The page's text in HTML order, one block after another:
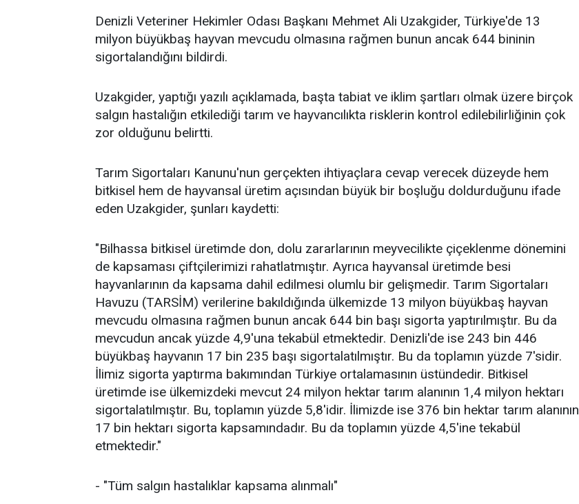
Denizli Veteriner Hekimler Odası Başkanı Mehmet Ali Uzakgider, Türkiye'de 13
milyon büyükbaş hayvan mevcudu olmasına rağmen bunun ancak 644 bininin
sigortalandığını bildirdi.
Uzakgider, yaptığı yazılı açıklamada, başta tabiat ve iklim şartları olmak üzere birçok
salgın hastalığın etkilediği tarım ve hayvancılıkta risklerin kontrol edilebilirliğinin çok
zor olduğunu belirtti.
Tarım Sigortaları Kanunu'nun gerçekten ihtiyaçlara cevap verecek düzeyde hem
bitkisel hem de hayvansal üretim açısından büyük bir boşluğu doldurduğunu ifade
eden Uzakgider, şunları kaydetti:
"Bilhassa bitkisel üretimde don, dolu zararlarının meyvecilikte çiçeklenme dönemini
de kapsaması çiftçilerimizi rahatlatmıştır. Ayrıca hayvansal üretimde besi
hayvanlarının da kapsama dahil edilmesi olumlu bir gelişmedir. Tarım Sigortaları
Havuzu (TARSİM) verilerine bakıldığında ülkemizde 13 milyon büyükbaş hayvan
mevcudu olmasına rağmen bunun ancak 644 bin başı sigorta yaptırılmıştır. Bu da
mevcudun ancak yüzde 4,9'una tekabül etmektedir. Denizli'de ise 243 bin 446
büyükbaş hayvanın 17 bin 235 başı sigortalatılmıştır. Bu da toplamın yüzde 7'sidir.
İlimiz sigorta yaptırma bakımından Türkiye ortalamasının üstündedir. Bitkisel
üretimde ise ülkemizdeki mevcut 24 milyon hektar tarım alanının 1,4 milyon hektarı
sigortalatılmıştır. Bu, toplamın yüzde 5,8'idir. İlimizde ise 376 bin hektar tarım alanının
17 bin hektarı sigorta kapsamındadır. Bu da toplamın yüzde 4,5'ine tekabül
etmektedir."
- "Tüm salgın hastalıklar kapsama alınmalı"